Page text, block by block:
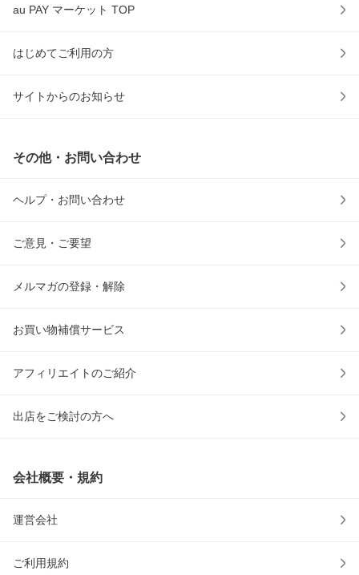
au PAY マーケット TOP
はじめてご利用の方
サイトからのお知らせ
その他・お問い合わせ
ヘルプ・お問い合わせ
ご意見・ご要望
メルマガの登録・解除
お買い物補償サービス
アフィリエイトのご紹介
出店をご検討の方へ
会社概要・規約
運営会社
ご利用規約